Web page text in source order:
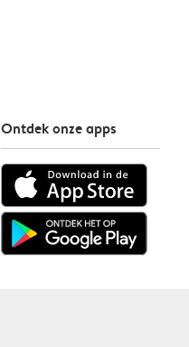
Ontdek onze apps